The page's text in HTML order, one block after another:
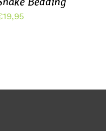
VARIATIES.
PRODUCTPAGINA
19,95